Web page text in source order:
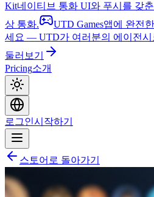
Kit네이티브 통화 UI와 푸시를 갖
상 통화.
UTD Games앱에 완전
세요 — UTD가 여러분의 에이전시
둘러보기
Pricing소개
로그인시작하기
스토어로 돌아가기